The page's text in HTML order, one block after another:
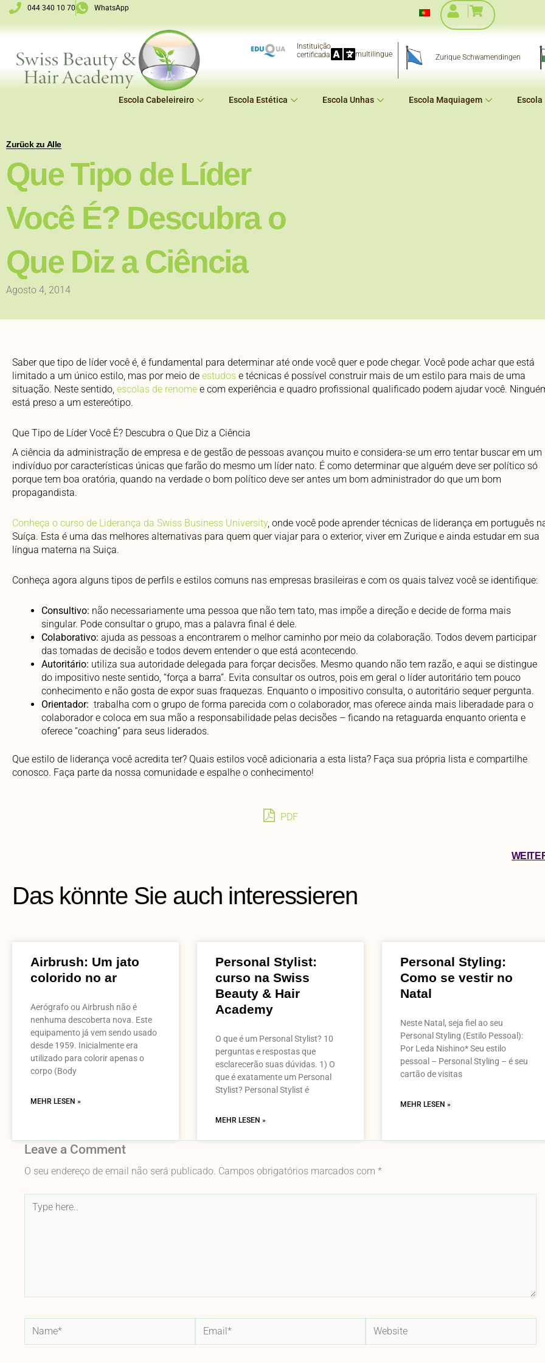
Skip
044 340 10 70 WhatsApp
Instituição
certificada
multilingue Zurique Schwamendingen
Escola Cabeleireiro Escola Estética Escola Unhas Escola Maquiagem
Zurück zu Alle
Que Tipo de Líder
Você É? Descubra o
Que Diz a Ciência
Agosto 4, 2014
Saber que tipo de líder você é, é fundamental para determinar até onde você quer e pode chegar. Você pode achar que está
limitado a um único estilo, mas por meio de estudos e técnicas é possível construir mais de um estilo para mais de uma
situação. Neste sentido, escolas de renome e com experiência e quadro profissional qualificado podem ajudar você.
está preso a um estereótipo.
Que Tipo de Líder Você É? Descubra o Que Diz a Ciência
A ciência da administração de empresa e de gestão de pessoas avançou muito e considera-se um erro tentar buscar em um
indivíduo por características únicas que farão do mesmo um líder nato. É como determinar que alguém deve ser político só
porque tem boa oratória, quando na verdade o bom político deve ser antes um bom administrador do que um bom
propagandista.
Conheça o curso de Liderança da Swiss Business University, onde você pode aprender técnicas de liderança em português
Suíça. Esta é uma das melhores alternativas para quem quer viajar para o exterior, viver em Zurique e ainda estudar em sua
língua materna na Suiça.
Conheça agora alguns tipos de perfils e estilos comuns nas empresas brasileiras e com os quais talvez você se identifique:
Consultivo: não necessariamente uma pessoa que não tem tato, mas impõe a direção e decide de forma mais
singular. Pode consultar o grupo, mas a palavra final é dele.
Colaborativo: ajuda as pessoas a encontrarem o melhor caminho por meio da colaboração. Todos devem participar
das tomadas de decisão e todos devem entender o que está acontecendo.
Autoritário: utiliza sua autoridade delegada para forçar decisões. Mesmo quando não tem razão, e aqui se distingue
do impositivo neste sentido, “força a barra”. Evita consultar os outros, pois em geral o líder autoritário tem pouco
conhecimento e não gosta de expor suas fraquezas. Enquanto o impositivo consulta, o autoritário sequer pergunta.
Orientador: trabalha com o grupo de forma parecida com o colaborador, mas oferece ainda mais liberadade para o
colaborador e coloca em sua mão a responsabilidade pelas decisões – ficando na retaguarda enquanto orienta e
oferece “coaching” para seus liderados.
Que estilo de liderança você acredita ter? Quais estilos você adicionaria a esta lista? Faça sua própria lista e compartilhe
conosco. Faça parte da nossa comunidade e espalhe o conhecimento!
PDF
Das könnte Sie auch interessieren
Airbrush: Um jato
colorido no ar
Aerógrafo ou Airbrush não é
nenhuma descoberta nova. Este
equipamento já vem sendo usado
desde 1959. Inicialmente era
utilizado para colorir apenas o
corpo (Body
MEHR LESEN »
Personal Stylist:
curso na Swiss
Beauty & Hair
Academy
O que é um Personal Stylist? 10
perguntas e respostas que
esclarecerão suas dúvidas. 1) O
que é exatamente um Personal
Stylist? Personal Stylist é
MEHR LESEN »
Personal Styling:
Como se vestir no
Natal
Neste Natal, seja fiel ao seu
Personal Styling (Estilo Pessoal):
Por Leda Nishino* Seu estilo
pessoal – Personal Styling – é seu
cartão de visitas
MEHR LESEN »
Leave a Comment
O seu endereço de email não será publicado. Campos obrigatórios marcados com *
Type
Name* Email* Website